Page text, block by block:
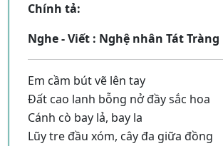
Chính tả:
Nghe - Viết : Nghệ nhân Tát Tràng
Em cầm bút vẽ lên tay
Đất cao lanh bỗng nở đầy sắc hoa
Cánh cò bay lả, bay la
Lũy tre đầu xóm, cây đa giữa đồng